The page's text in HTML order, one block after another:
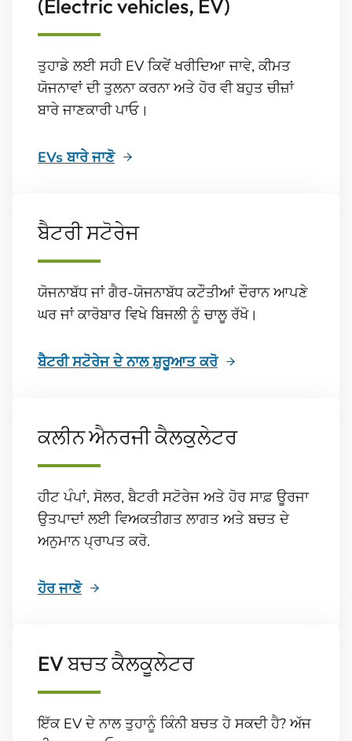
(Electric vehicles, EV)
ਤੁਹਾਡੇ ਲਈ ਸਹੀ EV ਕਿਵੇਂ ਖਰੀਦਿਆ ਜਾਵੇ, ਕੀਮਤ
ਯੋਜਨਾਵਾਂ ਦੀ ਤੁਲਨਾ ਕਰਨਾ ਅਤੇ ਹੋਰ ਵੀ ਬਹੁਤ ਚੀਜ਼ਾਂ
ਬਾਰੇ ਜਾਣਕਾਰੀ ਪਾਓ।
EVs ਬਾਰੇ ਜਾਣੋ
ਬੈਟਰੀ ਸਟੋਰੇਜ
ਯੋਜਨਾਬੱਧ ਜਾਂ ਗੈਰ-ਯੋਜਨਾਬੱਧ ਕਟੌਤੀਆਂ ਦੌਰਾਨ ਆਪਣੇ
ਘਰ ਜਾਂ ਕਾਰੋਬਾਰ ਵਿਖੇ ਬਿਜਲੀ ਨੂੰ ਚਾਲੂ ਰੱਖੋ।
ਬੈਟਰੀ ਸਟੋਰੇਜ ਦੇ ਨਾਲ ਸ਼ੁਰੂਆਤ ਕਰੋ
ਕਲੀਨ ਐਨਰਜੀ ਕੈਲਕੁਲੇਟਰ
ਹੀਟ ਪੰਪਾਂ, ਸੋਲਰ, ਬੈਟਰੀ ਸਟੋਰੇਜ ਅਤੇ ਹੋਰ ਸਾਫ਼ ਊਰਜਾ
ਉਤਪਾਦਾਂ ਲਈ ਵਿਅਕਤੀਗਤ ਲਾਗਤ ਅਤੇ ਬਚਤ ਦੇ
ਅਨੁਮਾਨ ਪ੍ਰਾਪਤ ਕਰੋ.
ਹੋਰ ਜਾਣੋ
EV ਬਚਤ ਕੈਲਕੂਲੇਟਰ
ਇੱਕ EV ਦੇ ਨਾਲ ਤੁਹਾਨੂੰ ਕਿੰਨੀ ਬਚਤ ਹੋ ਸਕਦੀ ਹੈ? ਅੱਜ